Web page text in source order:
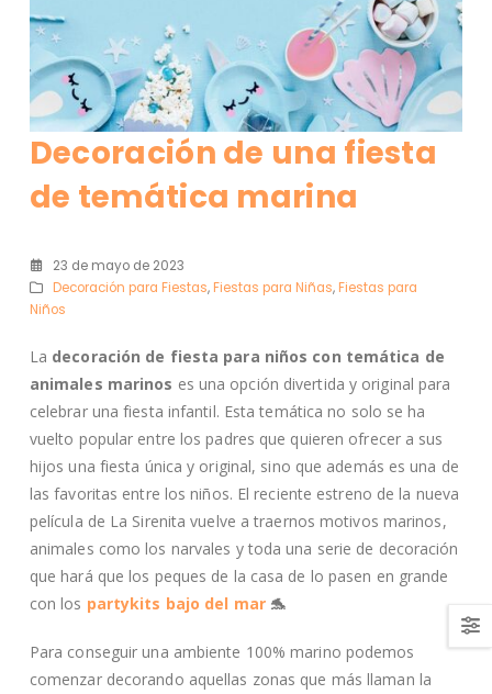
Decoración de una fiesta
de temática marina
23 de mayo de 2023
Decoración para Fiestas,Fiestas para Niñas,Fiestas para
Niños
La decoración de fiesta para niños con temática de
animales marinos es una opción divertida y original para
celebrar una fiesta infantil. Esta temática no solo se ha
vuelto popular entre los padres que quieren ofrecer a sus
hijos una fiesta única y original, sino que además es una de
las favoritas entre los niños. El reciente estreno de la nueva
película de La Sirenita vuelve a traernos motivos marinos,
animales como los narvales y toda una serie de decoración
que hará que los peques de la casa de lo pasen en grande
con los partykits bajo del mar🐬
Para conseguir una ambiente 100% marino podemos
comenzar decorando aquellas zonas que más llaman la